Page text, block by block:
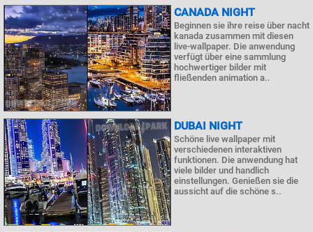
CANADA NIGHT
Beginnen sie ihre reise über nacht
kanada zusammen mit diesen
live-wallpaper. Die anwendung
verfügt über eine sammlung
hochwertiger bilder mit
fließenden animation a..
DUBAI NIGHT
Schöne live wallpaper mit
verschiedenen interaktiven
funktionen. Die anwendung hat
viele bilder und handlich
einstellungen. Genießen sie die
aussicht auf die schöne s..